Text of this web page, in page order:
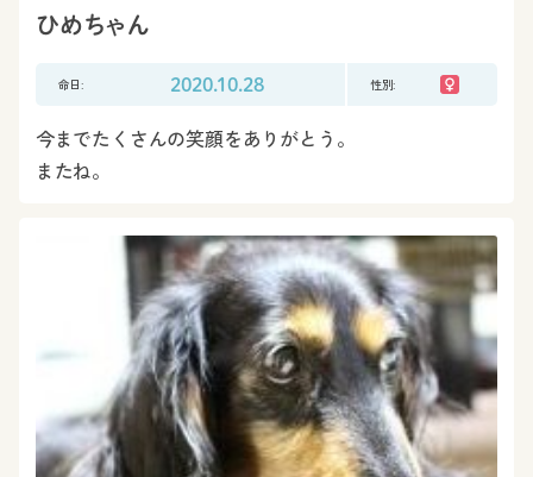
ひめちゃん
命日: 2020.10.28 性別:
今までたくさんの笑顔をありがとう。
またね。